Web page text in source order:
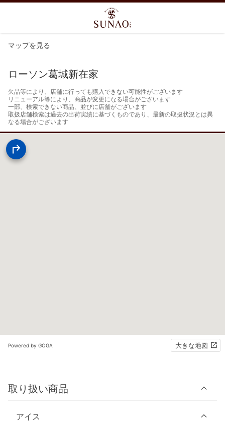
マップを見る
ローソン葛城新在家
欠品等により、店舗に行っても購入できない可能性がございます
リニューアル等により、商品が変更になる場合がございます
一部、検索できない商品、並びに店舗がございます
取扱店舗検索は過去の出荷実績に基づくものであり、最新の取扱状況とは異
なる場合がございます
Powered by GOGA 大きな地図
取り扱い商品
アイス